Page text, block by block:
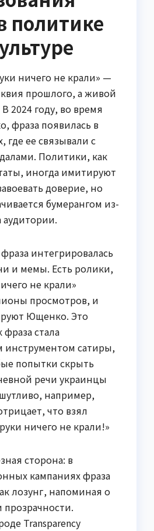
политике
ничего не крали» —
прошлого, а живой
2024 году, во время
фраза появилась в
где ее связывали с
Политики, как
иногда имитируют
доверие, но
бумерангом из-
аудитории.
интегрировалась
и мемы. Есть ролики,
не крали»
просмотров, и
Ющенко. Это
фраза стала
инструментом сатиры,
попытки скрыть
речи украинцы
например,
что взял
ничего не крали!»
сторона: в
кампаниях фраза
лозунг, напоминая о
Transparency